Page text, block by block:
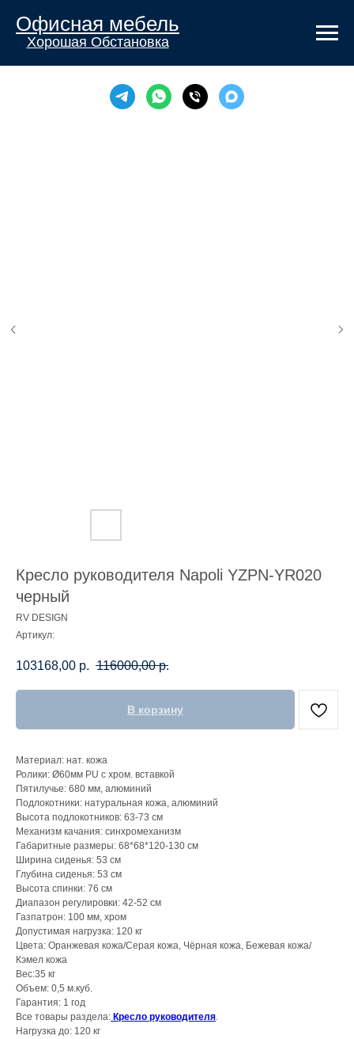
Офисная мебель
Хорошая Обстановка
Кресло руководителя Napoli YZPN-YR020
черный
RV DESIGN
Артикул:
103168,00 р. 116000,00 р.
В корзину
Материал: нат. кожа
Ролики: Ø60мм PU с хром. вставкой
Пятилучье: 680 мм, алюминий
Подлокотники: натуральная кожа, алюминий
Высота подлокотников: 63-73 см
Механизм качания: синхромеханизм
Габаритные размеры: 68*68*120-130 см
Ширина сиденья: 53 см
Глубина сиденья: 53 см
Высота спинки: 76 см
Диапазон регулировки: 42-52 см
Газпатрон: 100 мм, хром
Допустимая нагрузка: 120 кг
Цвета: Оранжевая кожа/Серая кожа, Чёрная кожа, Бежевая кожа/
Кэмел кожа
Вес:35 кг
Объем: 0,5 м.куб.
Гарантия: 1 год
Все товары раздела: Кресло руководителя.
Нагрузка до: 120 кг